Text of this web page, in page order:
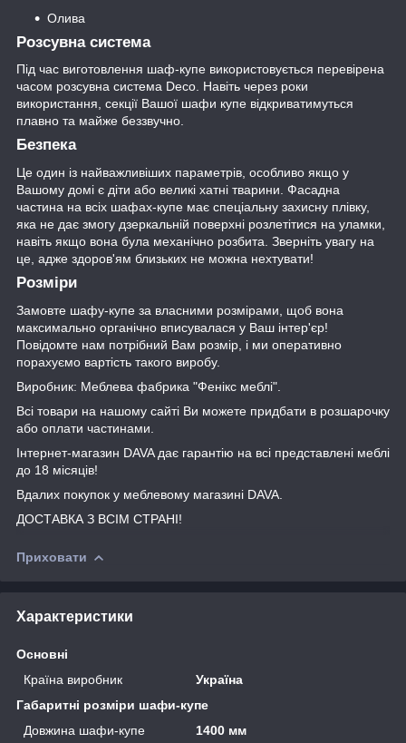
Олива
Розсувна система
Під час виготовлення шаф-купе використовується перевірена
часом розсувна система Deco. Навіть через роки
використання, секції Вашої шафи купе відкриватимуться
плавно та майже беззвучно.
Безпека
Це один із найважливіших параметрів, особливо якщо у
Вашому домі є діти або великі хатні тварини. Фасадна
частина на всіх шафах-купе має спеціальну захисну плівку,
яка не дає змогу дзеркальній поверхні розлетітися на уламки,
навіть якщо вона була механічно розбита. Зверніть увагу на
це, адже здоров'ям близьких не можна нехтувати!
Розміри
Замовте шафу-купе за власними розмірами, щоб вона
максимально органічно вписувалася у Ваш інтер'єр!
Повідомте нам потрібний Вам розмір, і ми оперативно
порахуємо вартість такого виробу.
Виробник: Меблева фабрика "Фенікс меблі".
Всі товари на нашому сайті Ви можете придбати в розшарочку
або оплати частинами.
Інтернет-магазин DAVA дає гарантію на всі представлені меблі
до 18 місяців!
Вдалих покупок у меблевому магазині DAVA.
ДОСТАВКА З ВСІМ СТРАНІ!
Приховати
Характеристики
Основні
Країна виробник
Україна
Габаритні розміри шафи-купе
Довжина шафи-купе
1400 мм